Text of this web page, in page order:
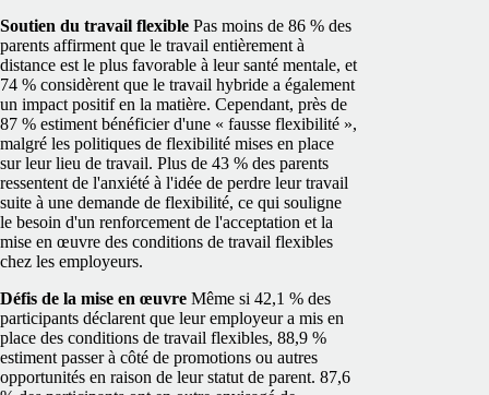
Soutien du travail flexible Pas moins de 86 % des
parents affirment que le travail entièrement à
distance est le plus favorable à leur santé mentale, et
74 % considèrent que le travail hybride a également
un impact positif en la matière. Cependant, près de
87 % estiment bénéficier d'une « fausse flexibilité »,
malgré les politiques de flexibilité mises en place
sur leur lieu de travail. Plus de 43 % des parents
ressentent de l'anxiété à l'idée de perdre leur travail
suite à une demande de flexibilité, ce qui souligne
le besoin d'un renforcement de l'acceptation et la
mise en œuvre des conditions de travail flexibles
chez les employeurs.
Défis de la mise en œuvre Même si 42,1 % des
participants déclarent que leur employeur a mis en
place des conditions de travail flexibles, 88,9 %
estiment passer à côté de promotions ou autres
opportunités en raison de leur statut de parent. 87,6